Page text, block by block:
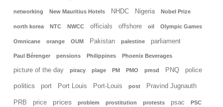
networking New Mauritius Hotels NHDC Nigeria Nobel Prize
north korea NTC NWCC officials offshore oil Olympic Games
Omnicane orange OUM Pakistan palestine parliament
Paul Bérenger pensions Philippines Phoenix Beverages
picture of the day piracy plage PM PMO pmsd PNQ police
politics port Port Louis Port-Louis post Pravind Jugnauth
PRB price prices problem prostitution protests psac PSC